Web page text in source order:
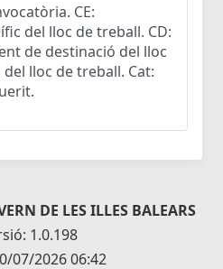
CE:
del lloc de treball. CD:
de destinació del lloc
lloc de treball. Cat:
DE LES ILLES BALEARS
1.0.198
07/2026 06:42